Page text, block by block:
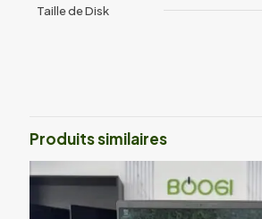
Taille de Disk
sur “Surface Pro 8 (1935)”
obligatoires sont indiqués avec*
Votre note*
Produits similaires